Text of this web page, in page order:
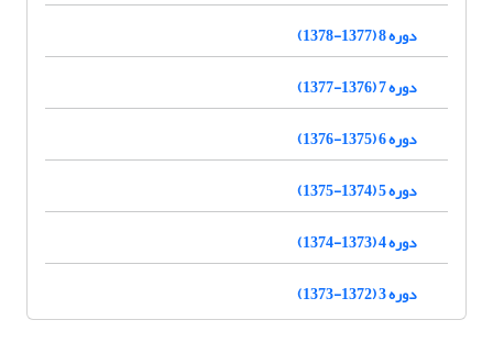
دوره 8 (1377-1378)
دوره 7 (1376-1377)
دوره 6 (1375-1376)
دوره 5 (1374-1375)
دوره 4 (1373-1374)
دوره 3 (1372-1373)